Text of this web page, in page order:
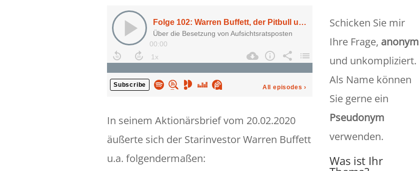
In seinem Aktionärsbrief vom 20.02.2020
äußerte sich der Starinvestor Warren Buffett
u.a. folgendermaßen:
Schicken Sie mir
Ihre Frage, anonym
und unkompliziert.
Als Name können
Sie gerne ein
Pseudonym
verwenden.
Was ist Ihr